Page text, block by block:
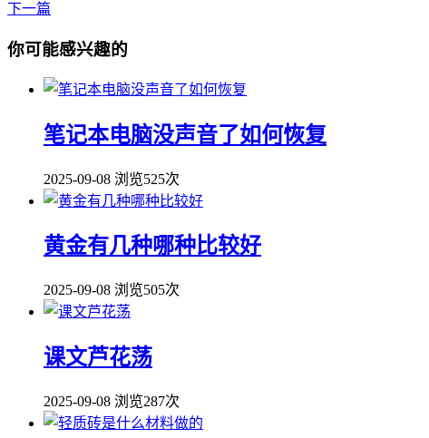
下一篇
你可能感兴趣的
笔记本电脑没声音了如何恢复
2025-09-08 浏览525次
黄金有几种哪种比较好
2025-09-08 浏览505次
课文芦花荡
2025-09-08 浏览287次